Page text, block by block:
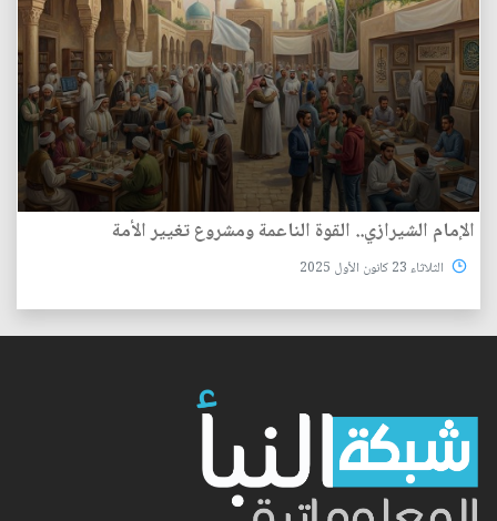
الإمام الشيرازي.. القوة الناعمة ومشروع تغيير الأمة
الثلاثاء 23 كانون الأول 2025